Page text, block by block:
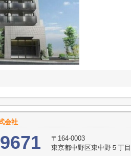
会社
〒164-0003
東京都中野区東中野５丁